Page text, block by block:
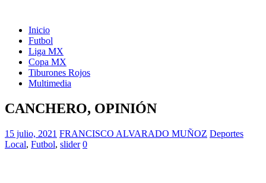
Inicio
Futbol
Liga MX
Copa MX
Tiburones Rojos
Multimedia
CANCHERO, OPINIÓN
15 julio, 2021 FRANCISCO ALVARADO MUÑOZ Deportes
Local, Futbol, slider 0